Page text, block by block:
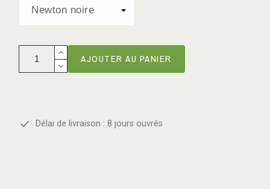
AJOUTER AU PANIER
Délai de livraison : 8 jours ouvrés